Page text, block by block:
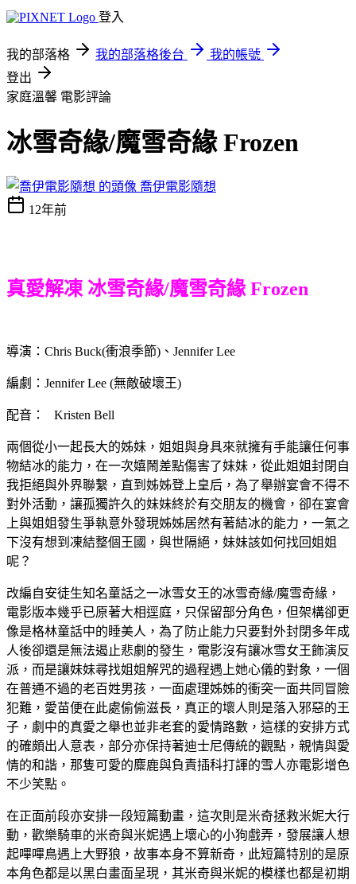
登入
我的部落格 我的部落格後台
我的帳號
登出
家庭溫馨 電影評論
冰雪奇緣/魔雪奇緣 Frozen
喬伊電影隨想
12年前
真愛解凍 冰雪奇緣/魔雪奇緣 Frozen
導演：Chris Buck(衝浪季節)、Jennifer Lee
編劇：Jennifer Lee (無敵破壞王)
配音： Kristen Bell
兩個從小一起長大的姊妹，姐姐與身具來就擁有手能讓任何事
物結冰的能力，在一次嬉鬧差點傷害了妹妹，從此姐姐封閉自
我拒絕與外界聯繫，直到姊姊登上皇后，為了舉辦宴會不得不
對外活動，讓孤獨許久的妹妹終於有交朋友的機會，卻在宴會
上與姐姐發生爭執意外發現姊姊居然有著結冰的能力，一氣之
下沒有想到凍結整個王國，與世隔絕，妹妹該如何找回姐姐
呢？
改編自安徒生知名童話之一冰雪女王的冰雪奇緣/魔雪奇緣，
電影版本幾乎已原著大相逕庭，只保留部分角色，但架構卻更
像是格林童話中的睡美人，為了防止能力只要對外封閉多年成
人後卻還是無法遏止悲劇的發生，電影沒有讓冰雪女王飾演反
派，而是讓妹妹尋找姐姐解咒的過程遇上她心儀的對象，一個
在普通不過的老百姓男孩，一面處理姊姊的衝突一面共同冒險
犯難，愛苗便在此處偷偷滋長，真正的壞人則是落入邪惡的王
子，劇中的真愛之舉也並非老套的愛情路數，這樣的安排方式
的確頗出人意表，部分亦保持著迪士尼傳統的觀點，親情與愛
情的和諧，那隻可愛的麋鹿與負責插科打諢的雪人亦電影增色
不少笑點。
在正面前段亦安排一段短篇動畫，這次則是米奇拯救米妮大行
動，歡樂騎車的米奇與米妮遇上壞心的小狗戲弄，發展讓人想
起嗶嗶鳥遇上大野狼，故事本身不算新奇，此短篇特別的是原
本角色都是以黑白畫面呈現，其米奇與米妮的模樣也都是初期